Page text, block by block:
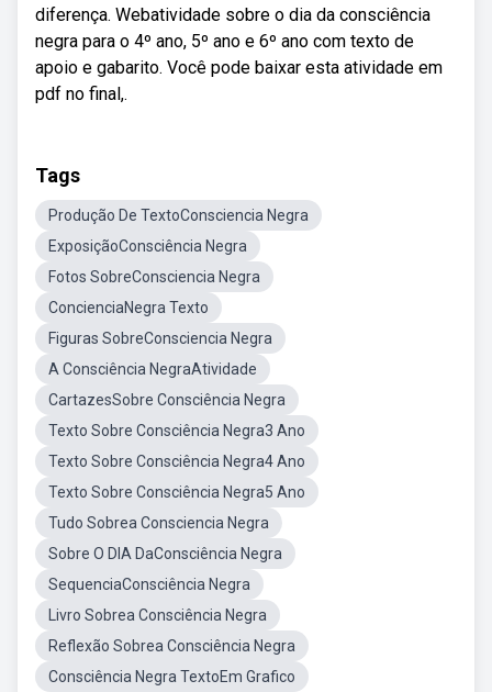
diferença. Webatividade sobre o dia da consciência
negra para o 4º ano, 5º ano e 6º ano com texto de
apoio e gabarito. Você pode baixar esta atividade em
pdf no final,.
Tags
Produção De TextoConsciencia Negra
ExposiçãoConsciência Negra
Fotos SobreConsciencia Negra
ConcienciaNegra Texto
Figuras SobreConsciencia Negra
A Consciência NegraAtividade
CartazesSobre Consciência Negra
Texto Sobre Consciência Negra3 Ano
Texto Sobre Consciência Negra4 Ano
Texto Sobre Consciência Negra5 Ano
Tudo Sobrea Consciencia Negra
Sobre O DIA DaConsciência Negra
SequenciaConsciência Negra
Livro Sobrea Consciência Negra
Reflexão Sobrea Consciência Negra
Consciência Negra TextoEm Grafico